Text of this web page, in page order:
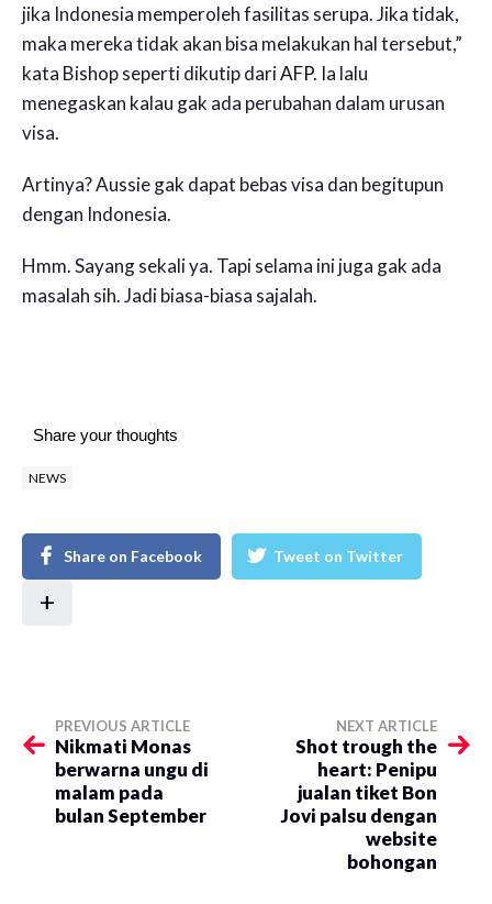
jika Indonesia memperoleh fasilitas serupa. Jika tidak,
maka mereka tidak akan bisa melakukan hal tersebut,”
kata Bishop seperti dikutip dariAFP. Ia lalu
menegaskan kalau gak ada perubahan dalam urusan
visa.
Artinya? Aussie gak dapat bebas visa dan begitupun
dengan Indonesia.
Hmm. Sayang sekali ya. Tapi selama ini juga gak ada
masalah sih. Jadi biasa-biasa sajalah.
Share your thoughts
NEWS
Share on Facebook Tweet on Twitter
+
PREVIOUS ARTICLE
Nikmati Monas
berwarna ungu di
malam pada
bulan September
NEXT ARTICLE
Shot trough the
heart: Penipu
jualan tiket Bon
Jovi palsu dengan
website
bohongan